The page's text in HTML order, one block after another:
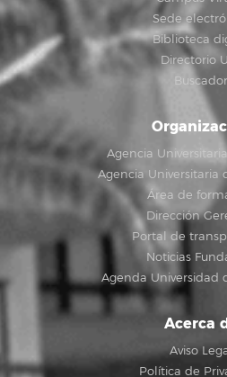
Sede
Biblioteca
Directorio
Buscador
Agencia
Agencia Universitaria
Área de
Dirección
Portal de
Noticias
Agenda Universidad
Acerca
Aviso
Política de